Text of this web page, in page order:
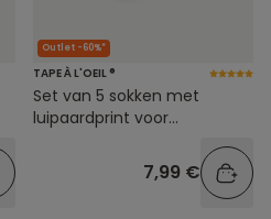
Outlet -60%*
TAPE À L'OEIL ®
Set van 5 sokken met
luipaardprint voor
7,99 €